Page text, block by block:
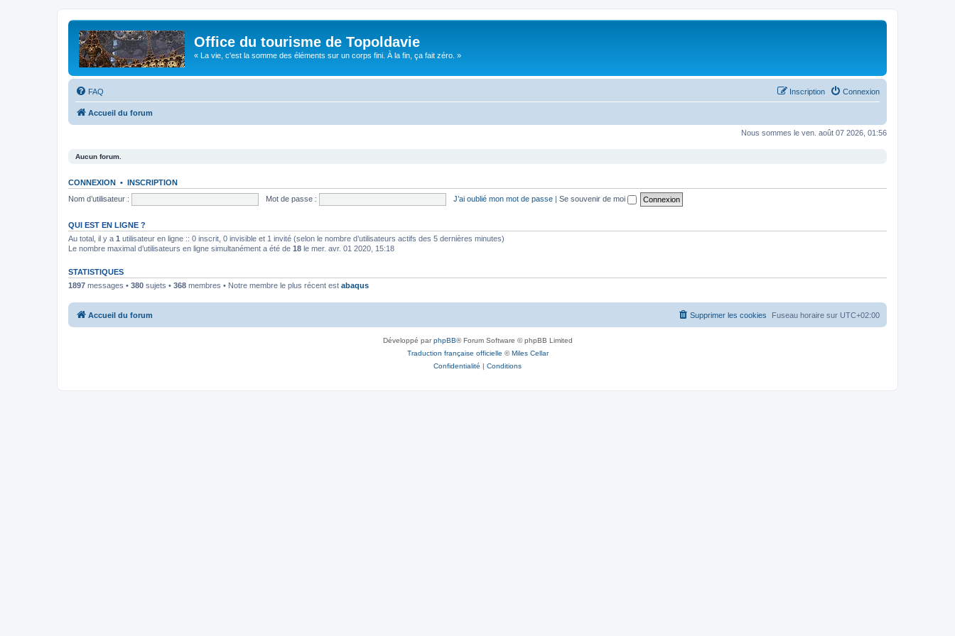
Office du tourisme de Topoldavie
« La vie, c'est la somme des éléments sur un corps fini. À la fin, ça fait zéro. »
FAQ Connexion
Inscription
Accueil du forum
Nous sommes le ven. août 07 2026, 01:56
Aucun forum.
CONNEXION • INSCRIPTION
Nom d’utilisateur :
Mot de passe : J’ai oublié mon mot de passe | Se souvenir de moi
QUI EST EN LIGNE ?
Au total, il y a 1 utilisateur en ligne :: 0 inscrit, 0 invisible et 1 invité (selon le nombre d’utilisateurs actifs des 5 dernières minutes)
Le nombre maximal d’utilisateurs en ligne simultanément a été de 18 le mer. avr. 01 2020, 15:18
STATISTIQUES
1897 messages • 380 sujets • 368 membres • Notre membre le plus récent est abaqus
Accueil du forum Fuseau horaire sur UTC+02:00
Supprimer les cookies
Développé parphpBB® Forum Software © phpBB Limited
Traduction française officielle ©Miles Cellar
Confidentialité | Conditions